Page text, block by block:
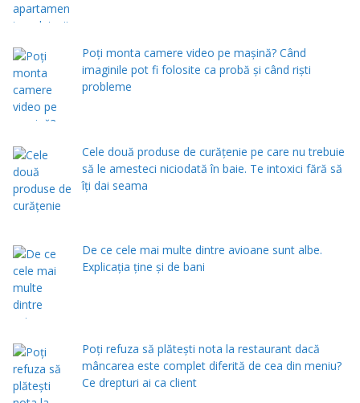
Poți monta camere video pe mașină? Când
imaginile pot fi folosite ca probă și când riști
probleme
Cele două produse de curăţenie pe care nu trebuie
să le amesteci niciodată în baie. Te intoxici fără să
îţi dai seama
De ce cele mai multe dintre avioane sunt albe.
Explicația ține și de bani
Poți refuza să plătești nota la restaurant dacă
mâncarea este complet diferită de cea din meniu?
Ce drepturi ai ca client